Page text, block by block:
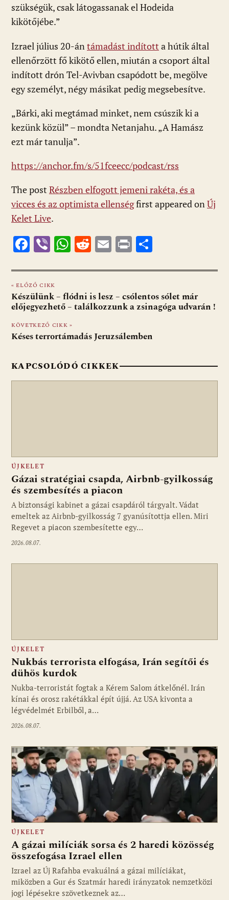
szükségük, csak látogassanak el Hodeida
kikötőjébe.”
Izrael július 20-án támadást indított a hútik által
ellenőrzött fő kikötő ellen, miután a csoport által
indított drón Tel-Avivban csapódott be, megölve
egy személyt, négy másikat pedig megsebesítve.
„Bárki, aki megtámad minket, nem csúszik ki a
kezünk közül” – mondta Netanjahu. „A Hamász
ezt már tanulja”.
https://anchor.fm/s/51fceecc/podcast/rss
The post Részben elfogott jemeni rakéta, és a
vicces és az optimista ellenségfirst appeared onÚj
Kelet Live.
F
e
b
o
o
k
Vi
er
W
at
s
A
p
p
R
d
di
t
E
ai
l
Pr
t za
m
e
« ELŐZŐ CIKK
Készülünk – flódni is lesz – csólentos sólet már
előjegyezhető – találkozzunk a zsinagóga udvarán !
KÖVETKEZŐ CIKK »
Késes terrortámadás Jeruzsálemben
KAPCSOLÓDÓ CIKKEK
ÚJKELET
Gázai stratégiai csapda, Airbnb-gyilkosság
és szembesítés a piacon
A biztonsági kabinet a gázai csapdáról tárgyalt. Vádat
emeltek az Airbnb-gyilkosság 7 gyanúsítottja ellen. Miri
Regevet a piacon szembesítette egy…
2026.08.07.
ÚJKELET
Nukbás terrorista elfogása, Irán segítői és
dühös kurdok
Nukba-terroristát fogtak a Kérem Salom átkelőnél. Irán
kínai és orosz rakétákkal épít újjá. Az USA kivonta a
légvédelmét Erbilből, a…
2026.08.07.
ÚJKELET
A gázai milíciák sorsa és 2 haredi közösség
összefogása Izrael ellen
Izrael az Új Rafahba evakuálná a gázai milíciákat,
miközben a Gur és Szatmár haredi irányzatok nemzetközi
jogi lépésekre szövetkeznek az…